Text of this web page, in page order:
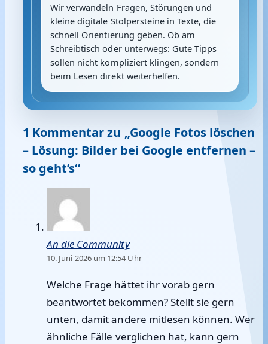
Wir verwandeln Fragen, Störungen und
kleine digitale Stolpersteine in Texte, die
schnell Orientierung geben. Ob am
Schreibtisch oder unterwegs: Gute Tipps
sollen nicht kompliziert klingen, sondern
beim Lesen direkt weiterhelfen.
1 Kommentar zu „Google Fotos löschen
– Lösung: Bilder bei Google entfernen –
so geht’s“
An die Community
10. Juni 2026 um 12:54 Uhr
Welche Frage hättet ihr vorab gern
beantwortet bekommen? Stellt sie gern
unten, damit andere mitlesen können. Wer
ähnliche Fälle verglichen hat, kann gern